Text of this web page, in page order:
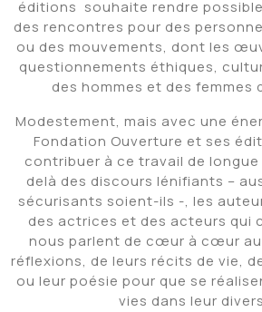
éditions souhaite rendre
des rencontres pour des
ou des mouvements, dont les
questionnements éthiques,
des hommes et des femmes
Modestement, mais avec une
Fondation Ouverture et ses
contribuer à ce travail de
delà des discours lénifiants –
sécurisants soient-ils -, les
des actrices et des acteurs qui
nous parlent de cœur à cœur
réflexions, de leurs récits de vie,
ou leur poésie pour que se
vies dans leur